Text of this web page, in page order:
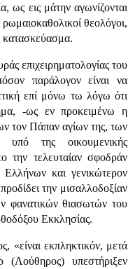
ως εις μάτην αγωνίζονται
ρωμαιοκαθολικοί θεολόγοι,
κατασκεύασμα.
επιχειρηματολογίας του
παράλογον είναι να
επί μόνω τω λόγω ότι
-ως εν προκειμένω η
τον Πάπαν αγίων της, των
υπό της οικουμενικής
την τελευταίαν σφοδράν
και γενικώτερον
την μισαλλοδοξίαν
φανατικών θιασωτών του
Εκκλησίας.
«είναι εκπληκτικόν, μετά
υπεστήριξεν